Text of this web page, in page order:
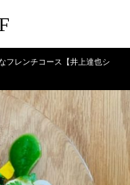
フレンチコース【井上達也シ